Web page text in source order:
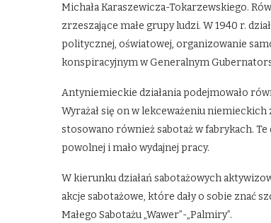
Michała Karaszewicza-Tokarzewskiego.
zrzeszające małe grupy ludzi. W 1940 r.
politycznej, oświatowej, organizowanie
konspiracyjnym w Generalnym
Antyniemieckie działania podejmowało
Wyrażał się on w lekceważeniu
stosowano również sabotaż w fabrykach. Te
powolnej i mało wydajnej pracy.
W kierunku działań sabotażowych
akcje sabotażowe, które dały o sobie znać
Małego Sabotażu „Wawer”-„Palmiry”.